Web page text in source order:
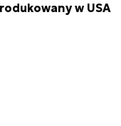
w USA